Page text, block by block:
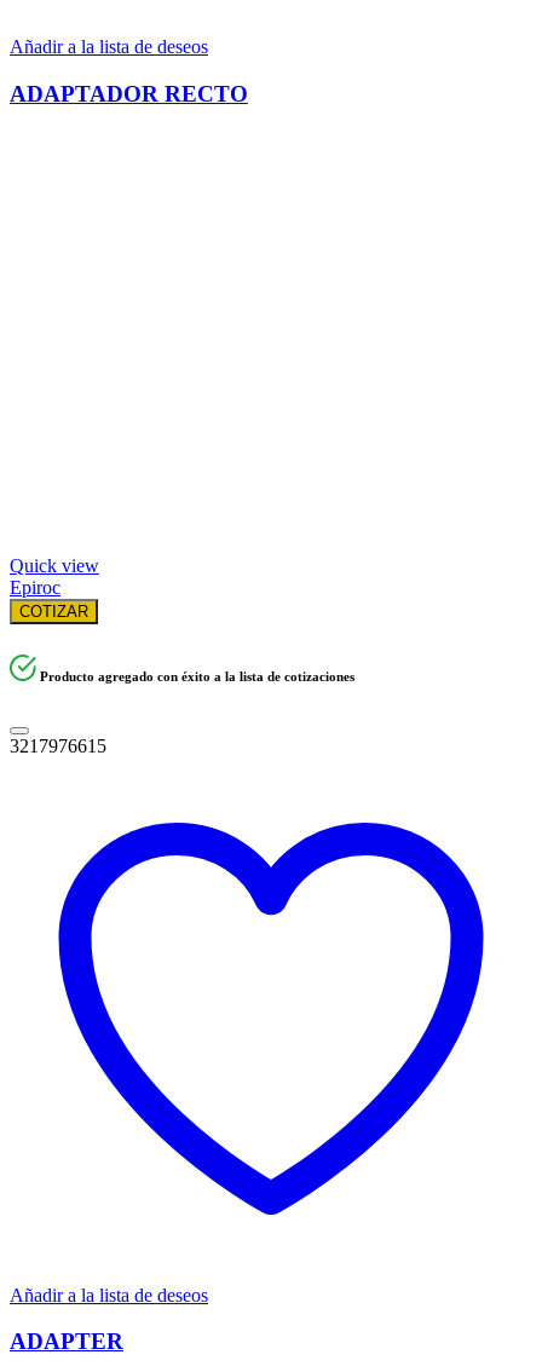
Añadir a la lista de deseos
ADAPTADOR RECTO
Quick view
Epiroc
COTIZAR
Producto agregado con éxito a la lista de cotizaciones
3217976615
Añadir a la lista de deseos
ADAPTER